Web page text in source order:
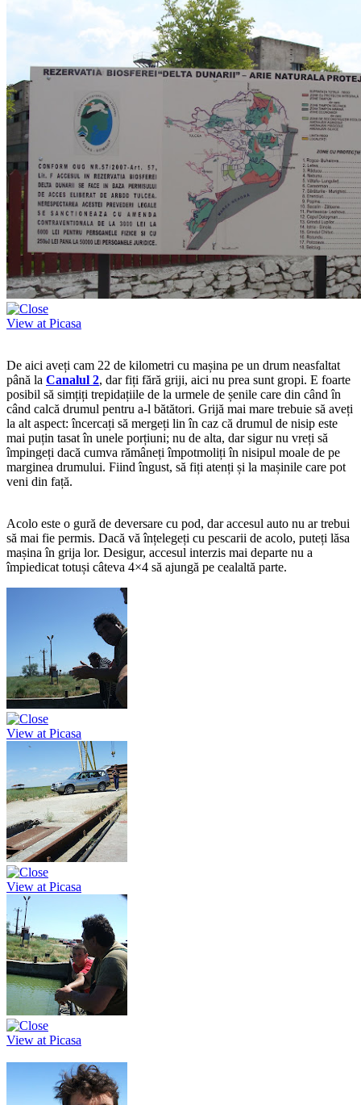
View at Picasa
De aici aveți cam 22 de kilometri cu mașina pe un drum neasfaltat
până la Canalul 2, dar fiți fără griji, aici nu prea sunt gropi. E foarte
posibil să simțiți trepidațiile de la urmele de șenile care din când în
când calcă drumul pentru a-l bătători. Grijă mai mare trebuie să aveți
la alt aspect: încercați să mergeți lin în caz că drumul de nisip este
mai puțin tasat în unele porțiuni; nu de alta, dar sigur nu vreți să
împingeți dacă cumva rămâneți împotmoliți în nisipul moale de pe
marginea drumului. Fiind îngust, să fiți atenți și la mașinile care pot
veni din față.
Acolo este o gură de deversare cu pod, dar accesul auto nu ar trebui
să mai fie permis. Dacă vă înțelegeți cu pescarii de acolo, puteți lăsa
mașina în grija lor. Desigur, accesul interzis mai departe nu a
împiedicat totuși câteva 4×4 să ajungă pe cealaltă parte.
View at Picasa
View at Picasa
View at Picasa